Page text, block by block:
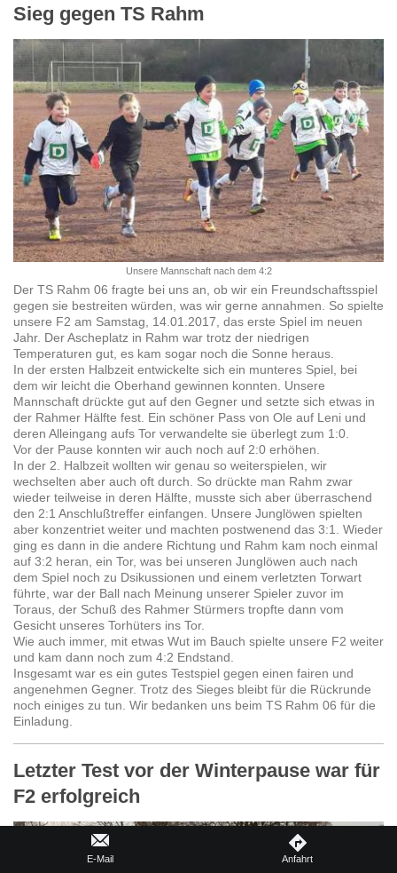
Sieg gegen TS Rahm
Unsere Mannschaft nach dem 4:2
Der TS Rahm 06 fragte bei uns an, ob wir ein Freundschaftsspiel
gegen sie bestreiten würden, was wir gerne annahmen. So spielte
unsere F2 am Samstag, 14.01.2017, das erste Spiel im neuen
Jahr. Der Ascheplatz in Rahm war trotz der niedrigen
Temperaturen gut, es kam sogar noch die Sonne heraus.
In der ersten Halbzeit entwickelte sich ein munteres Spiel, bei
dem wir leicht die Oberhand gewinnen konnten. Unsere
Mannschaft drückte gut auf den Gegner und setzte sich etwas in
der Rahmer Hälfte fest. Ein schöner Pass von Ole auf Leni und
deren Alleingang aufs Tor verwandelte sie überlegt zum 1:0.
Vor der Pause konnten wir auch noch auf 2:0 erhöhen.
In der 2. Halbzeit wollten wir genau so weiterspielen, wir
wechselten aber auch oft durch. So drückte man Rahm zwar
wieder teilweise in deren Hälfte, musste sich aber überraschend
den 2:1 Anschlußtreffer einfangen. Unsere Junglöwen spielten
aber konzentriet weiter und machten postwenend das 3:1. Wieder
ging es dann in die andere Richtung und Rahm kam noch einmal
auf 3:2 heran, ein Tor, was bei unseren Junglöwen auch nach
dem Spiel noch zu Dsikussionen und einem verletzten Torwart
führte, war der Ball nach Meinung unserer Spieler zuvor im
Toraus, der Schuß des Rahmer Stürmers tropfte dann vom
Gesicht unseres Torhüters ins Tor.
Wie auch immer, mit etwas Wut im Bauch spielte unsere F2 weiter
und kam dann noch zum 4:2 Endstand.
Insgesamt war es ein gutes Testspiel gegen einen fairen und
angenehmen Gegner. Trotz des Sieges bleibt für die Rückrunde
noch einiges zu tun. Wir bedanken uns beim TS Rahm 06 für die
Einladung.
Letzter Test vor der Winterpause war für
F2 erfolgreich
E-Mail Anfahrt